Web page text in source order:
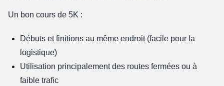
Un bon cours de 5K :
Débuts et finitions au même endroit (facile pour la
logistique)
Utilisation principalement des routes fermées ou à
faible trafic